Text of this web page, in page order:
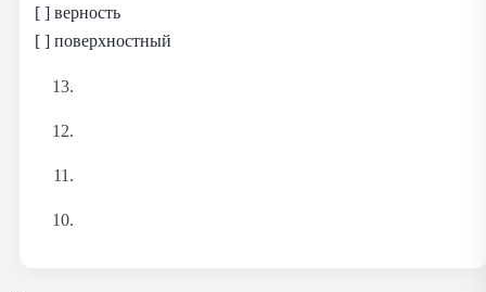
[ ] верность
[ ] поверхностный